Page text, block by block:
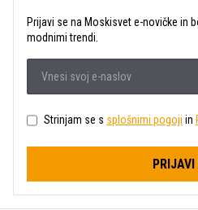
Prijavi se na Moskisvet e-novičke in
modnimi trendi.
Strinjam se s splošnimi pogoji in
PRIJAVI